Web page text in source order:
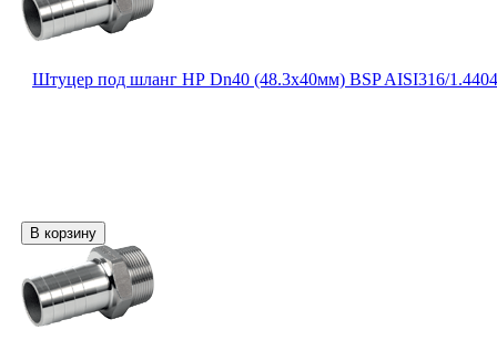
Штуцер под шланг НР Dn40 (48.3х40мм) BSP AISI316/1.4404